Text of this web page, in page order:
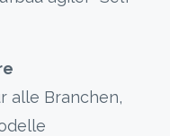
alle Branchen,